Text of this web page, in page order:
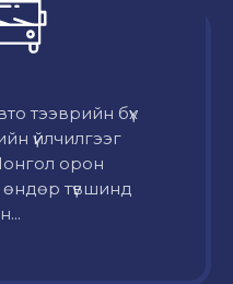
тээврийн бүх
үйлчилгээг
орон
түвшинд